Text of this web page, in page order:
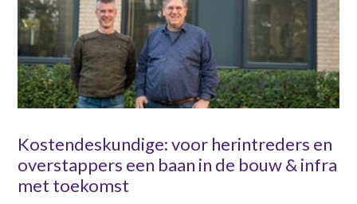
n
a
v
i
g
o
n
Kostendeskundige: voor herintreders en
overstappers een baan in de bouw & infra
met toekomst
Boek Levensduurkosten –
Slim investeren, lang
profiteren
Dag van de
Bouwkostendeskundige 2024
Dag van de
november 2023
Vernieuwde boek